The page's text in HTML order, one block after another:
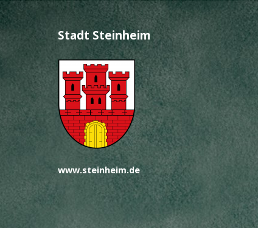
Stadt Steinheim
www.steinheim.de